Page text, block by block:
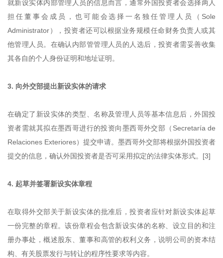
就新设实体内部管理人员的信息而言，通常外国投资者会选择两人
担任董事会成员，也可能会选择一名独任管理人员（Sole
Administrator），投资者还可以根据业务规模任命财务负责人或其
他管理人员。在确认内部管管理人员的人选后，投资者需妥善收集
其各自的个人身份证明和地址证明。
3. 向外交部提出新设实体的请求
在确定了新设实体的类型、名称及管理人员等基本信息后，外国投
资者需就其拟在墨西哥进行的投资向墨西哥外交部（Secretaría de
Relaciones Exteriores）提交申请。墨西哥外交部将根据外国投资者
提交的信息，确认外国投资者是否可采用拟定的法律实体形式。[3]
4. 起草并签署新设实体章程
在取得外交部关于新设实体的批准后，投资者应针对新设实体起草
一份完整的章程。该份章程会包含新设实体的名称、设立目的和注
册办事处，概述股东、董事和高管的权利义务，说明公司的资本结
构、有关股票发行与转让的程序性要求等内容。